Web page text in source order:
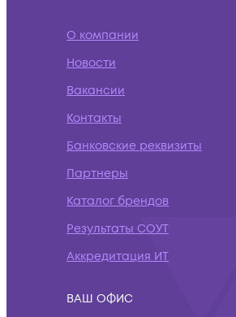
О компании
Новости
Вакансии
Контакты
Банковские реквизиты
Партнеры
Каталог брендов
Результаты СОУТ
Аккредитация ИТ
ВАШ ОФИС